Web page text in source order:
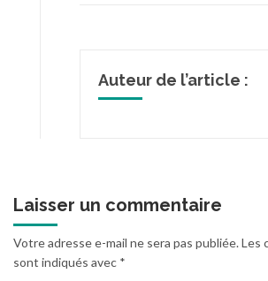
Auteur de l’article :
Laisser un commentaire
Votre adresse e-mail ne sera pas publiée.Les
sont indiqués avec *